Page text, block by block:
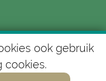
ook gebruik
cookies.